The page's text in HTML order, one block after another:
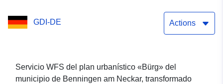
GDI-DE Actions
Servicio WFS del plan urbanístico «Bürg» del
municipio de Benningen am Neckar, transformado